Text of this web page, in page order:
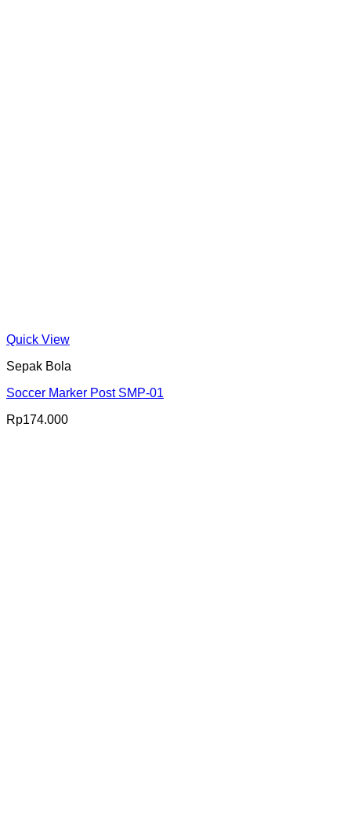
Quick View
Sepak Bola
Soccer Marker Post SMP-01
Rp174.000